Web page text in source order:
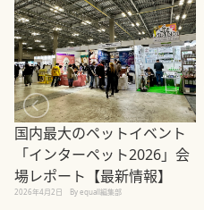
国内最大のペットイベント
「インターペット2026」会
場レポート【最新情報】
2026年4月2日 By equall編集部